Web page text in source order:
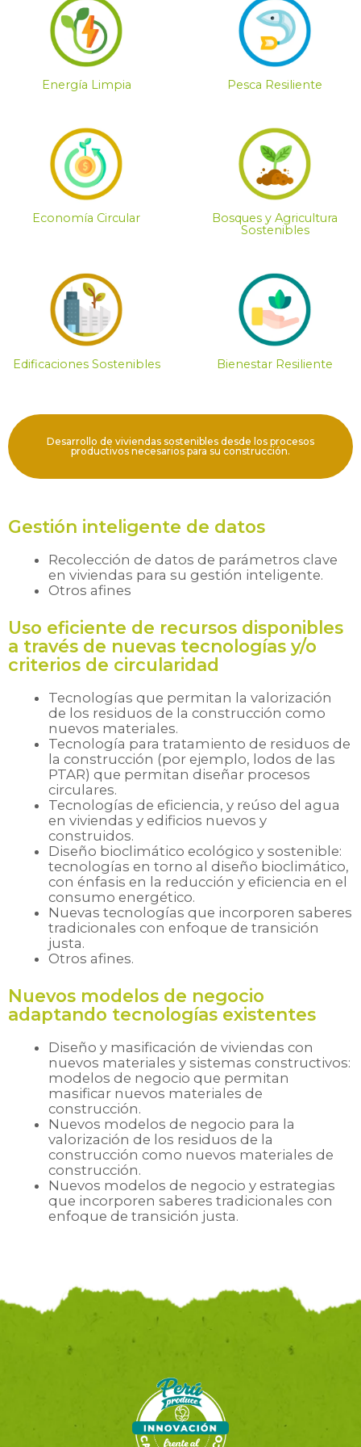
Energía Limpia Pesca Resiliente
Economía Circular
Bosques y Agricultura
Sostenibles
Edificaciones Sostenibles Bienestar Resiliente
Desarrollo de viviendas sostenibles desde los procesos
productivos necesarios para su construcción.
Gestión inteligente de datos
Recolección de datos de parámetros clave
en viviendas para su gestión inteligente.
Otros afines
Uso eficiente de recursos disponibles
a través de nuevas tecnologías y/o
criterios de circularidad
Tecnologías que permitan la valorización
de los residuos de la construcción como
nuevos materiales.
Tecnología para tratamiento de residuos de
la construcción (por ejemplo, lodos de las
PTAR) que permitan diseñar procesos
circulares.
Tecnologías de eficiencia, y reúso del agua
en viviendas y edificios nuevos y
construidos.
Diseño bioclimático ecológico y sostenible:
tecnologías en torno al diseño bioclimático,
con énfasis en la reducción y eficiencia en el
consumo energético.
Nuevas tecnologías que incorporen saberes
tradicionales con enfoque de transición
justa.
Otros afines.
Nuevos modelos de negocio
adaptando tecnologías existentes
Diseño y masificación de viviendas con
nuevos materiales y sistemas constructivos:
modelos de negocio que permitan
masificar nuevos materiales de
construcción.
Nuevos modelos de negocio para la
valorización de los residuos de la
construcción como nuevos materiales de
construcción.
Nuevos modelos de negocio y estrategias
que incorporen saberes tradicionales con
enfoque de transición justa.